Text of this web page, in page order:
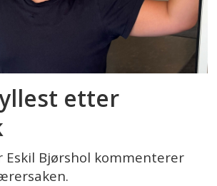
etter
Eskil Bjørshol kommenterer